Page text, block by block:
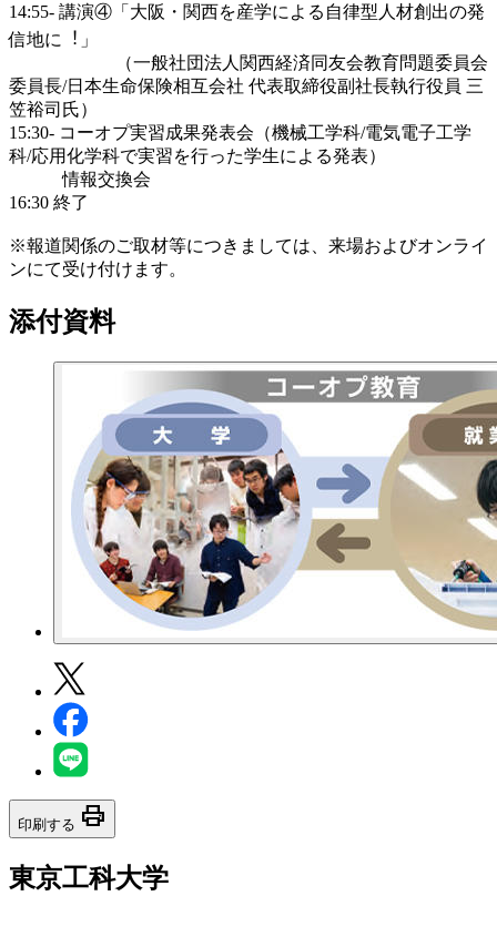
14:55- 講演④「⼤阪・関⻄を産学による⾃律型⼈材創出の発
信地に︕」
（⼀般社団法⼈関⻄経済同友会教育問題委員会
委員⻑/⽇本⽣命保険相互会社 代表取締役副社⻑執⾏役員 三
笠裕司⽒）
15:30- コーオプ実習成果発表会（機械⼯学科/電気電⼦⼯学
科/応⽤化学科で実習を⾏った学⽣による発表）
情報交換会
16:30 終了
※報道関係のご取材等につきましては、来場およびオンライ
ンにて受け付けます。
添付資料
印刷する print
東京工科大学